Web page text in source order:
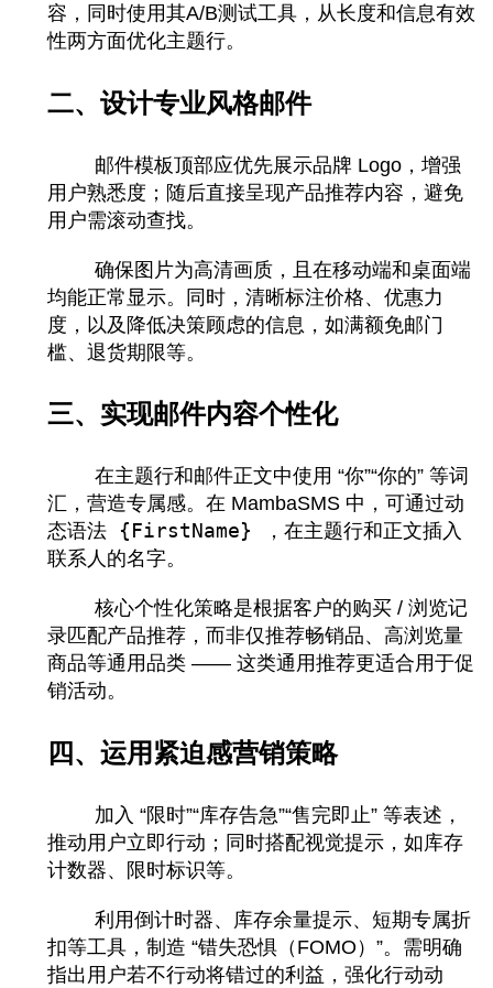
容，同时使用其A/B测试工具，从长度和信息有效
性两方面优化主题行。
二、设计专业风格邮件
邮件模板顶部应优先展示品牌 Logo，增强
用户熟悉度；随后直接呈现产品推荐内容，避免
用户需滚动查找。
确保图片为高清画质，且在移动端和桌面端
均能正常显示。同时，清晰标注价格、优惠力
度，以及降低决策顾虑的信息，如满额免邮门
槛、退货期限等。
三、实现邮件内容个性化
在主题行和邮件正文中使用 “你”“你的” 等词
汇，营造专属感。在 MambaSMS 中，可通过动
态语法 {FirstName}
，在主题行和正文插入
联系人的名字。
核心个性化策略是根据客户的购买 / 浏览记
录匹配产品推荐，而非仅推荐畅销品、高浏览量
商品等通用品类 —— 这类通用推荐更适合用于促
销活动。
四、运用紧迫感营销策略
加入 “限时”“库存告急”“售完即止” 等表述，
推动用户立即行动；同时搭配视觉提示，如库存
计数器、限时标识等。
利用倒计时器、库存余量提示、短期专属折
扣等工具，制造 “错失恐惧（FOMO）”。需明确
指出用户若不行动将错过的利益，强化行动动